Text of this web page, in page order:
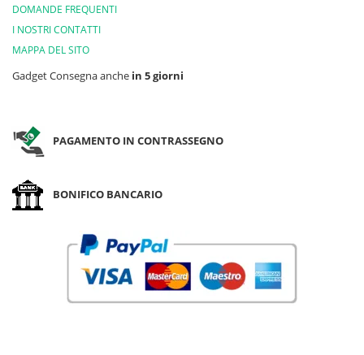
DOMANDE FREQUENTI
I NOSTRI CONTATTI
MAPPA DEL SITO
Gadget Consegna anche in 5 giorni
PAGAMENTO IN CONTRASSEGNO
BONIFICO BANCARIO